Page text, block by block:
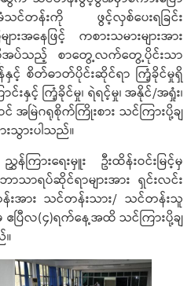
သင်တန်းကို ဖွင့်လှစ်ပေးရခြင်း
အနေဖြင့် ကစားသမားများအား
အပ်သည့် စာတွေ့လက်တွေ့ပိုင်းသာ
င့် စိတ်ဓာတ်ပိုင်းဆိုင်ရာ ကြံ့ခိုင်မှုရှိ
းနှင့် ကြံ့ခိုင်မှု၊ ရဲရင့်မှု၊ အနိုင်/အရှုံး၊
အမြဲဂရုစိုက်ကြိုးစား သင်ကြားပို့ချ
းသွားပါသည်။
းရေးမှူး ဦးထိန်းဝင်းမြင့်မှ
သာရပ်ဆိုင်ရာများအား ရှင်းလင်း
န်းအား သင်တန်းသား/ သင်တန်းသူ
ဧပြီလ(၄)ရက်နေ့အထိ သင်ကြားပို့ချ